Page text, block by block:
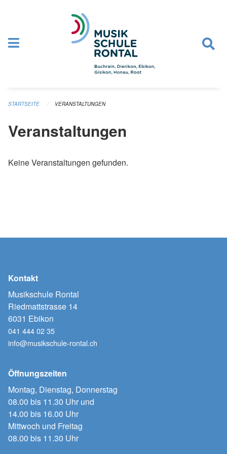
STARTSEITE VERANSTALTUNGEN
Veranstaltungen
Keine Veranstaltungen gefunden.
Kontakt
Musikschule Rontal
Riedmattstrasse 14
6031 Ebikon
041 444 02 35
info@musikschule-rontal.ch
Öffnungszeiten
Montag, Dienstag, Donnerstag
08.00 bis 11.30 Uhr und
14.00 bis 16.00 Uhr
Mittwoch und Freitag
08.00 bis 11.30 Uhr